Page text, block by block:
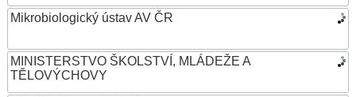
Mikrobiologický ústav AV ČR
MINISTERSTVO ŠKOLSTVÍ, MLÁDEŽE A
TĚLOVÝCHOVY